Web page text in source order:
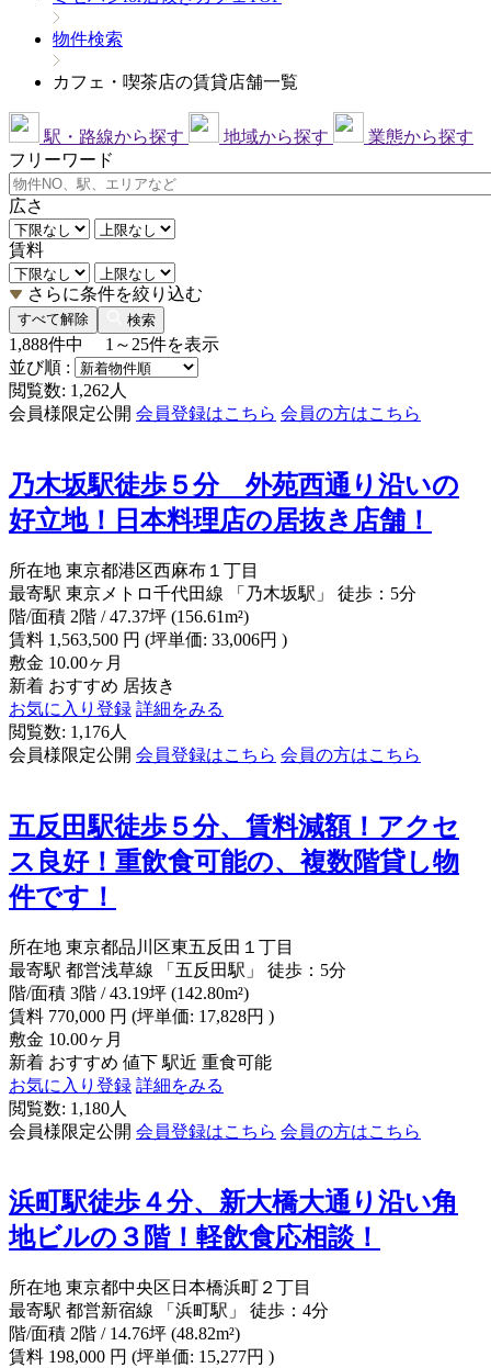
物件検索
カフェ・喫茶店の賃貸店舗一覧
駅・路線から探す 地域から探す
業態から探す
フリーワード
広さ
賃料
さらに条件を絞り込む
すべて解除 検索
1,888件中 1～25件を表示
並び順 :
閲覧数: 1,262人
会員様限定公開 会員登録はこちら 会員の方はこちら
乃木坂駅徒歩５分 外苑西通り沿いの
好立地！日本料理店の居抜き店舗！
所在地 東京都港区西麻布１丁目
最寄駅 東京メトロ千代田線 「乃木坂駅」 徒歩：5分
階/面積 2階 / 47.37坪 (156.61m²)
賃料 1,563,500 円 (坪単価: 33,006円 )
敷金 10.00ヶ月
新着 おすすめ 居抜き
お気に入り登録 詳細をみる
閲覧数: 1,176人
会員様限定公開 会員登録はこちら 会員の方はこちら
五反田駅徒歩５分、賃料減額！アクセ
ス良好！重飲食可能の、複数階貸し物
件です！
所在地 東京都品川区東五反田１丁目
最寄駅 都営浅草線 「五反田駅」 徒歩：5分
階/面積 3階 / 43.19坪 (142.80m²)
賃料 770,000 円 (坪単価: 17,828円 )
敷金 10.00ヶ月
新着 おすすめ 値下 駅近 重食可能
お気に入り登録 詳細をみる
閲覧数: 1,180人
会員様限定公開 会員登録はこちら 会員の方はこちら
浜町駅徒歩４分、新大橋大通り沿い角
地ビルの３階！軽飲食応相談！
所在地 東京都中央区日本橋浜町２丁目
最寄駅 都営新宿線 「浜町駅」 徒歩：4分
階/面積 2階 / 14.76坪 (48.82m²)
賃料 198,000 円 (坪単価: 15,277円 )